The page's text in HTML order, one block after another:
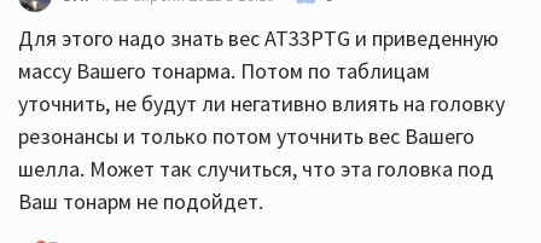
Для этого надо знать вес AT33PTG и приведенную
массу Вашего тонарма. Потом по таблицам
уточнить, не будут ли негативно влиять на головку
резонансы и только потом уточнить вес Вашего
шелла. Может так случиться, что эта головка под
Ваш тонарм не подойдет.